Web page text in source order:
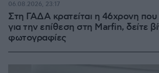
Στη ΓΑΔΑ κρατείται η 46χρονη που
για την επίθεση στη Marfin, δείτε
φωτογραφίες
06.08.2026, 23:17